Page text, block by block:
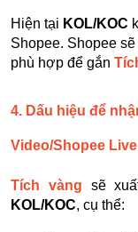
Hiện tại KOL/KOC
Shopee. Shopee
phù hợp để gắn
4. Dấu hiệu để
Video/Shopee
Tích vàng
sẽ
KOL/KOC, cụ thể: